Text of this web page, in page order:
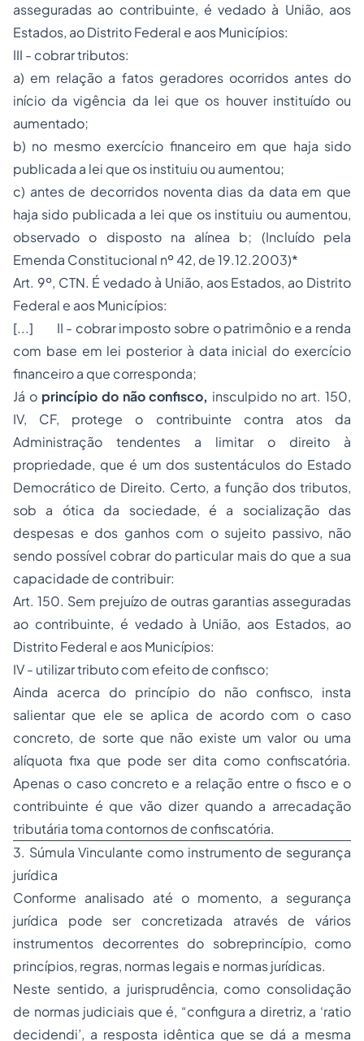
asseguradas ao contribuinte, é vedado à União, aos
Estados, ao Distrito Federal e aos Municípios:
III - cobrar tributos:
a) em relação a fatos geradores ocorridos antes do
início da vigência da lei que os houver instituído ou
aumentado;
b) no mesmo exercício financeiro em que haja sido
publicada a lei que os instituiu ou aumentou;
c) antes de decorridos noventa dias da data em que
haja sido publicada a lei que os instituiu ou aumentou,
observado o disposto na alínea b; (Incluído pela
Emenda Constitucional nº 42, de 19.12.2003)*
Art. 9º, CTN. É vedado à União, aos Estados, ao Distrito
Federal e aos Municípios:
[...] II - cobrar imposto sobre o patrimônio e a renda
com base em lei posterior à data inicial do exercício
financeiro a que corresponda;
Já o princípio do não confisco, insculpido no art. 150,
IV, CF, protege o contribuinte contra atos da
Administração tendentes a limitar o direito à
propriedade, que é um dos sustentáculos do Estado
Democrático de Direito. Certo, a função dos tributos,
sob a ótica da sociedade, é a socialização das
despesas e dos ganhos com o sujeito passivo, não
sendo possível cobrar do particular mais do que a sua
capacidade de contribuir:
Art. 150. Sem prejuízo de outras garantias asseguradas
ao contribuinte, é vedado à União, aos Estados, ao
Distrito Federal e aos Municípios:
IV - utilizar tributo com efeito de confisco;
Ainda acerca do princípio do não confisco, insta
salientar que ele se aplica de acordo com o caso
concreto, de sorte que não existe um valor ou uma
alíquota fixa que pode ser dita como confiscatória.
Apenas o caso concreto e a relação entre o fisco e o
contribuinte é que vão dizer quando a arrecadação
tributária toma contornos de confiscatória.
3. Súmula Vinculante como instrumento de segurança
jurídica
Conforme analisado até o momento, a segurança
jurídica pode ser concretizada através de vários
instrumentos decorrentes do sobreprincípio, como
princípios, regras, normas legais e normas jurídicas.
Neste sentido, a jurisprudência, como consolidação
de normas judiciais que é, “configura a diretriz, a ‘ratio
decidendi’, a resposta idêntica que se dá a mesma